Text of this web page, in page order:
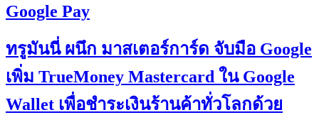
Google Pay
ทรูมันนี่ ผนึก มาสเตอร์การ์ด จับมือ Google
เพิ่ม TrueMoney Mastercard ใน Google
Wallet เพื่อชำระเงินร้านค้าทั่วโลกด้วย